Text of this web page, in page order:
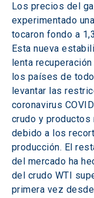
Los precios del
experimentado
tocaron fondo a
Esta nueva
lenta
los países de
levantar las
coronavirus
crudo y
debido a los
producción. El
del mercado ha
del crudo WTI
primera vez